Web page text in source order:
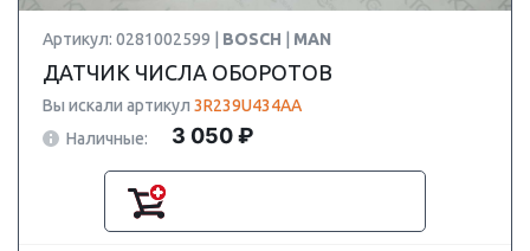
Артикул: 0281002599 | BOSCH MAN
ДАТЧИК ЧИСЛА ОБОРОТОВ
Вы искали артикул 3R239U434AA
Наличные:
3 050 ₽